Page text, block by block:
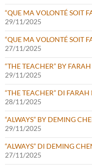
“QUE MA VOLONTÉ SOIT
29/11/2025
“QUE MA VOLONTÉ SOIT
27/11/2025
“THE TEACHER” BY
29/11/2025
“THE TEACHER” DI FARAH
28/11/2025
“ALWAYS” BY DEMING
29/11/2025
“ALWAYS” DI DEMING
27/11/2025